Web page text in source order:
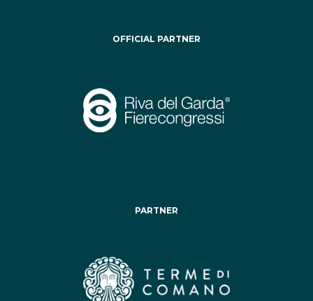
OFFICIAL PARTNER
PARTNER